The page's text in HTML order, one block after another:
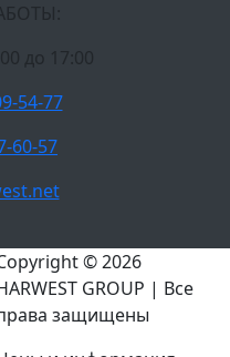
до 17:00
54-77
60-57
© 2026
GROUP | Все
защищены